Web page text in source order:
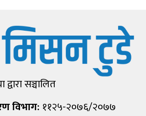
सञ्चालित
विभाग: ११२५-२०७६/२०७७